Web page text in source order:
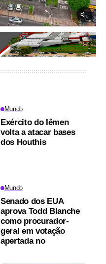
Mundo
Exército do Iêmen
volta a atacar bases
dos Houthis
Mundo
Senado dos EUA
aprova Todd Blanche
como procurador-
geral em votação
apertada no